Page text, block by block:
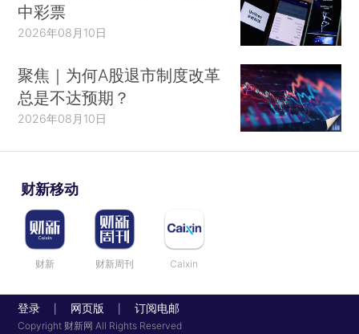
中彩票
2026年08月10日
聚焦｜为何A股退市制度改革
总是不达预期？
2026年08月10日
财新移动
财新 财新周刊 Caixin
登录 网页版 订阅电邮
Copyright 财新网 All Rights Reserved